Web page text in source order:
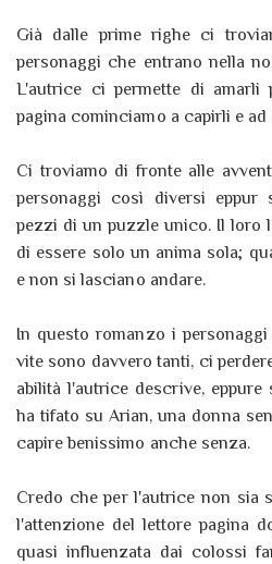
Già dalle prime righe ci
personaggi che entrano nella
L'autrice ci permette di amarli
pagina cominciamo a capirli e ad
Ci troviamo di fronte alle
personaggi così diversi eppur
pezzi di un puzzle unico. Il loro
di essere solo un anima sola;
e non si lasciano andare.
In questo romanzo i
vite sono davvero tanti, ci
abilità l'autrice descrive,
ha tifato su Arian, una donna
capire benissimo anche senza.
Credo che per l'autrice non sia
l'attenzione del lettore pagina
quasi influenzata dai colossi